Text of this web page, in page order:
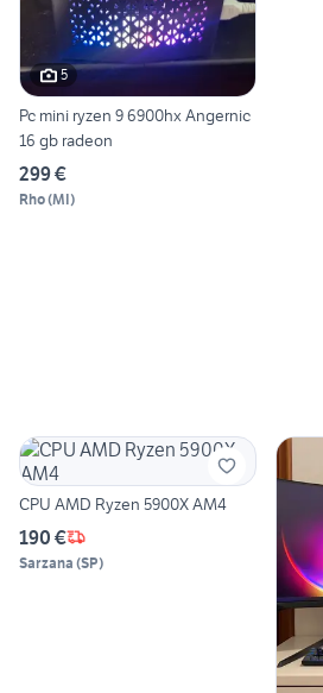
5
Pc mini ryzen 9 6900hx Angernic
16 gb radeon
299 €
Rho(MI)
CPU AMD Ryzen 5900X AM4
190 €
Sarzana (SP)